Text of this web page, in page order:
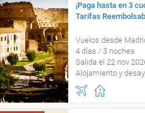
¡Paga hasta en 3
Tarifas
Vuelos desde
4 días / 3 noches
Salida el 22 nov
Alojamiento y